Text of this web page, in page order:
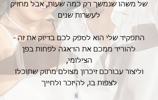
של משהו שנמשך רק כמה שעות, אבל מחזיק
לעשרות שנים
התפקיד שלי הוא לספק לכם בדיוק את זה -
להוריד ממכם את הדאגה לפחות בפן
הצילומי,
וליצור עבורכם זיכרון מצולם מתוק שתוכלו
לצפות בו, להיזכר ולחייך